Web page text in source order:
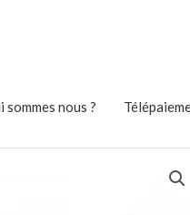
sommes nous ?